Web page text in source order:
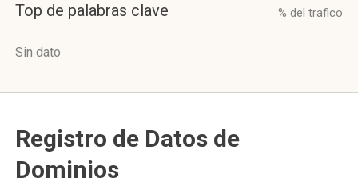
Top de palabras clave % del trafico
Sin dato
Registro de Datos de
Dominios